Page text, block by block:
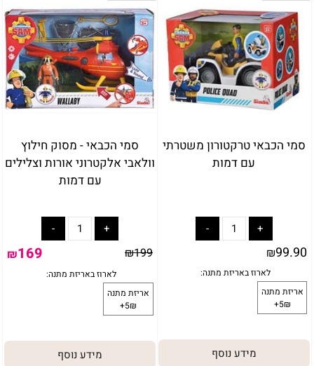
סמי הכבאי טרקטורון משטרתי
עם דמות
₪99.90
מידע נוסף
סמי הכבאי - מסוק חילוץ
וולאבי אלקטרוני אורות וצלילים
עם דמות
₪199
₪169
מידע נוסף